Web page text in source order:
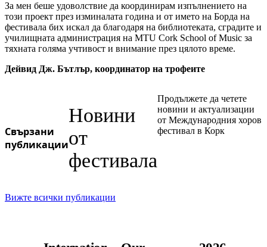
За мен беше удоволствие да координирам изпълнението на
този проект през изминалата година и от името на Борда на
фестивала бих искал да благодаря на библиотеката, сградите и
училищната администрация на MTU Cork School of Music за
тяхната голяма учтивост и внимание през цялото време.
Дейвид Дж. Бътлър, координатор на трофеите
Свързани
публикации
Новини
от
фестивала
Продължете да четете
новини и актуализации
от Международния хоров
фестивал в Корк
Вижте всички публикации